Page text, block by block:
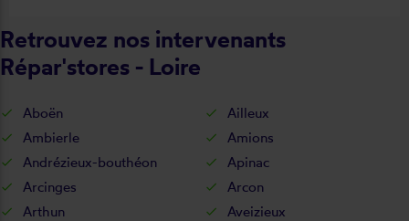
Retrouvez nos intervenants
Répar'stores - Loire
Aboën
Ailleux
Ambierle
Amions
Andrézieux-bouthéon
Apinac
Arcinges
Arcon
Arthun
Aveizieux